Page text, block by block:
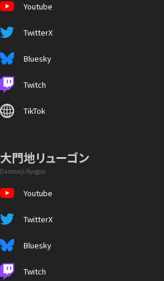
Youtube
TwitterX
Bluesky
Twitch
TikTok
大門地リューゴン
Daimonji Ryugon
Youtube
TwitterX
Bluesky
Twitch